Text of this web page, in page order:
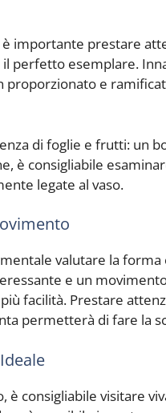
importante prestare
perfetto esemplare.
e
di foglie e frutti: un
è consigliabile
legate al vaso.
valutare la forma
e un
facilità. Prestare
permetterà di fare la
consigliabile visitare